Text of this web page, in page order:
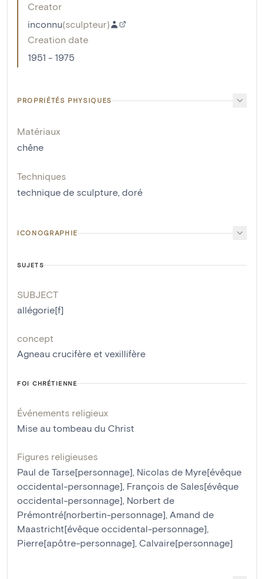
Creator
inconnu(sculpteur)
Creation date
1951 - 1975
PROPRIÉTÉS PHYSIQUES
Matériaux
chêne
Techniques
technique de sculpture, doré
ICONOGRAPHIE
SUJETS
SUBJECT
allégorie[f]
concept
Agneau crucifère et vexillifère
FOI CHRÉTIENNE
Événements religieux
Mise au tombeau du Christ
Figures religieuses
Paul de Tarse[personnage], Nicolas de Myre[évêque
occidental-personnage], François de Sales[évêque
occidental-personnage], Norbert de
Prémontré[norbertin-personnage], Amand de
Maastricht[évêque occidental-personnage],
Pierre[apôtre-personnage], Calvaire[personnage]